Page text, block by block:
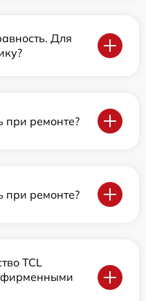
Для
при ремонте?
при ремонте?
TCL
фирменными